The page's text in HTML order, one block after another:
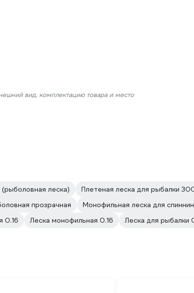
вид, комплектацию товара и место
(рыболовная леска)
Плетeная леска для рыбалки
прозрачная Монофильная леска для
0.16 Леска монофильная 0.16 Леска для рыбалки